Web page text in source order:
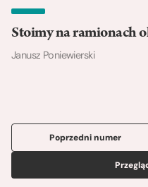
Stoimy na ramionach
Janusz Poniewierski
Poprzedni numer